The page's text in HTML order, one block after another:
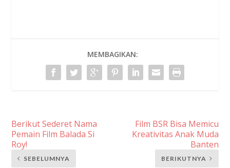
MEMBAGIKAN:
Berikut Sederet Nama
Pemain Film Balada Si
Roy!
SEBELUMNYA
Film BSR Bisa Memicu
Kreativitas Anak Muda
Banten
BERIKUTNYA